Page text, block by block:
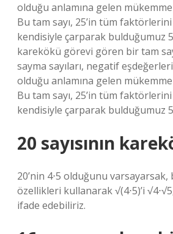
olduğu anlamına gelen
Bu tam sayı, 25’in tüm
kendisiyle çarparak bulduğumuz
karekökü görevi gören bir tam
sayma sayıları, negatif
olduğu anlamına gelen
Bu tam sayı, 25’in tüm
kendisiyle çarparak bulduğumuz
20 sayısının
20’nin 4⋅5 olduğunu varsayarsak,
özellikleri kullanarak √(4⋅5)’i
ifade edebiliriz.